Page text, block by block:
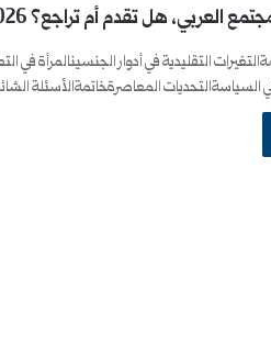
العربي، هل تقدم أم تراجع؟ 2026
التقليدية في أدوار الجنسينالمرأة في
السياسةالتحديات المعاصرةخاتمةالأسئلة